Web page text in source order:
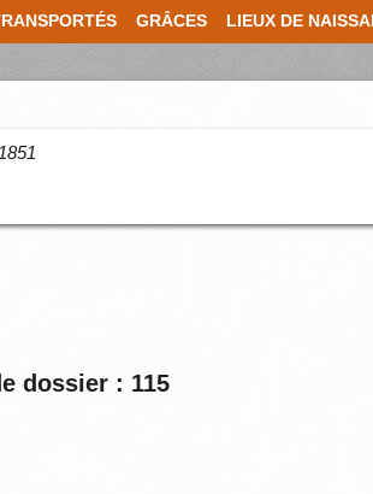
GRÂCES LIEUX DE
dossier : 115